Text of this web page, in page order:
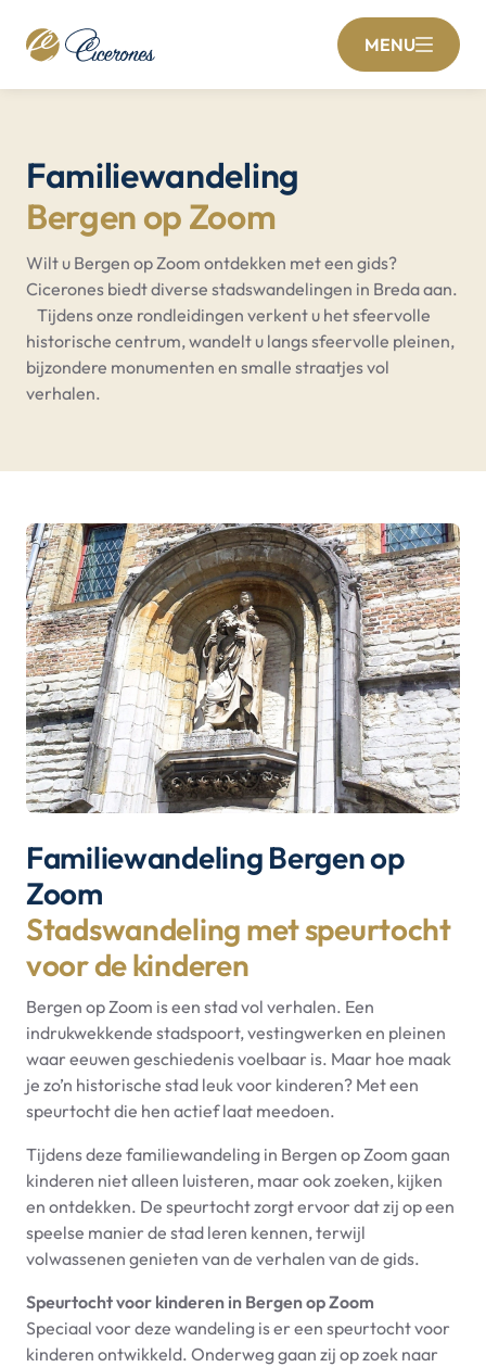
MENU
Familiewandeling
Bergen op Zoom
Wilt u Bergen op Zoom ontdekken met een gids?
Cicerones biedt diverse stadswandelingen in Breda aan.
Tijdens onze rondleidingen verkent u het sfeervolle
historische centrum, wandelt u langs sfeervolle pleinen,
bijzondere monumenten en smalle straatjes vol
verhalen.
Familiewandeling Bergen op
Zoom
Stadswandeling met speurtocht
voor de kinderen
Bergen op Zoom is een stad vol verhalen. Een
indrukwekkende stadspoort, vestingwerken en pleinen
waar eeuwen geschiedenis voelbaar is. Maar hoe maak
je zo’n historische stad leuk voor kinderen? Met een
speurtocht die hen actief laat meedoen.
Tijdens deze familiewandeling in Bergen op Zoom gaan
kinderen niet alleen luisteren, maar ook zoeken, kijken
en ontdekken. De speurtocht zorgt ervoor dat zij op een
speelse manier de stad leren kennen, terwijl
volwassenen genieten van de verhalen van de gids.
Speurtocht voor kinderen in Bergen op Zoom
Speciaal voor deze wandeling is er een speurtocht voor
kinderen ontwikkeld. Onderweg gaan zij op zoek naar